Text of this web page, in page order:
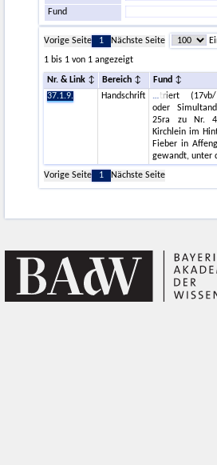
Fund
Vorige Seite 1 Nächste Seite
1 bis 1 von 1 angezeigt
Nr. & Link Bereich
Fund
37.1.9.
Handschrift
triert (17vb/
oder
25ra zu Nr.
Kirchlein im
Fieber in
gewandt, unter
Vorige Seite
1 Nächste Seite